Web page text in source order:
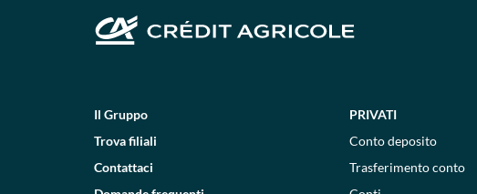
Il Gruppo
Trova filiali
Contattaci
PRIVATI
Conto deposito
Trasferimento conto